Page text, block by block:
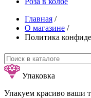
Главная /
О магазине /
Политика
Упаковка
Упакуем красиво ваши